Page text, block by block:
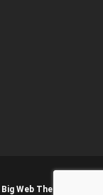
Big Web Theory